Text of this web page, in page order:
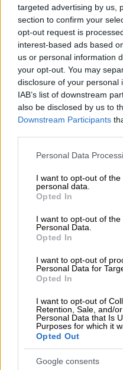
targeted advertising by us,
section to confirm your
opt-out request is
interest-based ads based
us or personal information
your opt-out. You may
disclosure of your personal
IAB’s list of downstream
also be disclosed by us to
Downstream Participants
Please note that this
not limited to your visit or
grant or deny consent to
use your data for below
consent section.
Personal Data
I want to opt-out of
personal data.
Opted In
I want to opt-out of the
Personal Data.
Opted In
I want to opt-out of
Personal Data for
Opted In
I want to opt-out of
Retention, Sale, and/
Personal Data that Is
Purposes for which it
Opted Out
Google consents
A post shared by Giorgos
View this